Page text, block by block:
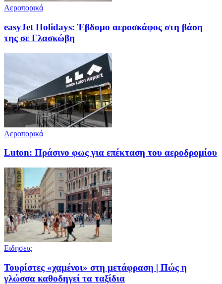
Αεροπορικά
easyJet Holidays: Έβδομο αεροσκάφος στη βάση
της σε Γλασκώβη
Αεροπορικά
Luton: Πράσινο φως για επέκταση του αεροδρομίου
Ειδησεις
Τουρίστες «χαμένοι» στη μετάφραση | Πώς η
γλώσσα καθοδηγεί τα ταξίδια